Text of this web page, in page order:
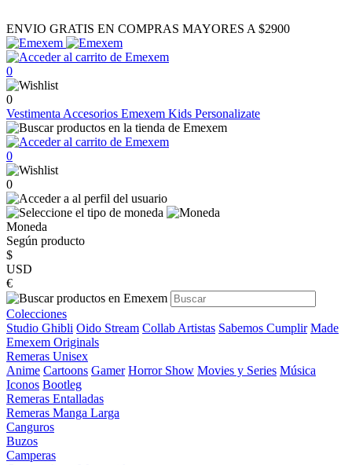
ENVIO GRATIS EN COMPRAS MAYORES A $2900
0
0
Vestimenta Accesorios Emexem Kids Personalizate
0
0
Moneda
Según producto
$
USD
€
Colecciones
Studio Ghibli Oido Stream Collab Artistas Sabemos Cumplir Made
Emexem Originals
Remeras Unisex
Anime Cartoons Gamer Horror Show Movies y Series Música
Iconos Bootleg
Remeras Entalladas
Remeras Manga Larga
Canguros
Buzos
Camperas